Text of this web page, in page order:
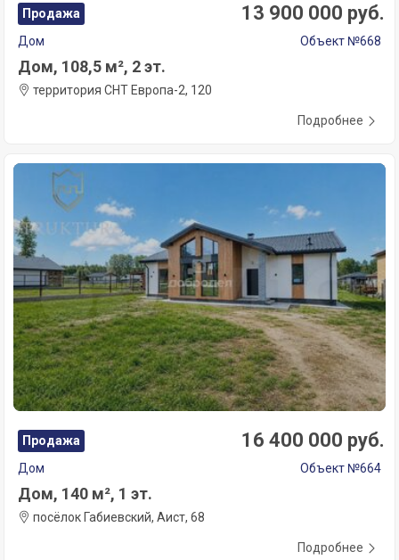
Продажа 13 900 000 руб.
Дом Объект №668
Дом, 108,5 м², 2 эт.
территория СНТ Европа-2, 120
Подробнее
Продажа 16 400 000 руб.
Дом Объект №664
Дом, 140 м², 1 эт.
посёлок Габиевский, Аист, 68
Подробнее